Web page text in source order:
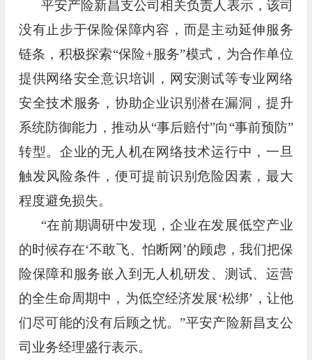
平安产险新昌支公司相关负责人表示，该司
没有止步于保险保障内容，而是主动延伸服务
链条，积极探索“保险+服务”模式，为合作单位
提供网络安全意识培训，网安测试等专业网络
安全技术服务，协助企业识别潜在漏洞，提升
系统防御能力，推动从“事后赔付”向“事前预防”
转型。企业的无人机在网络技术运行中，一旦
触发风险条件，便可提前识别危险因素，最大
程度避免损失。
“在前期调研中发现，企业在发展低空产业
的时候存在‘不敢飞、怕断网’的顾虑，我们把保
险保障和服务嵌入到无人机研发、测试、运营
的全生命周期中，为低空经济发展‘松绑’，让他
们尽可能的没有后顾之忧。”平安产险新昌支公
司业务经理盛行表示。